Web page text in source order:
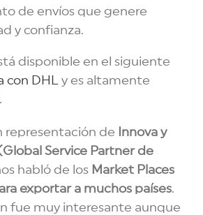
de envíos que genere
y confianza.
disponible en el siguiente
con DHL
y es altamente
representación de
Innova y
Service Partner de
habló de los Market Places
exportar a muchos países.
fue muy interesante aunque